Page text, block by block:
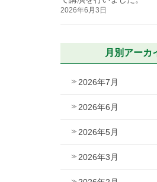
2026年6月3日
月別アーカ
2026年7月
2026年6月
2026年5月
2026年3月